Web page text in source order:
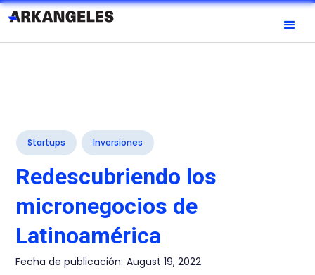
Startups Inversiones
Redescubriendo los
micronegocios de
Latinoamérica
Fecha de publicación: August 19, 2022